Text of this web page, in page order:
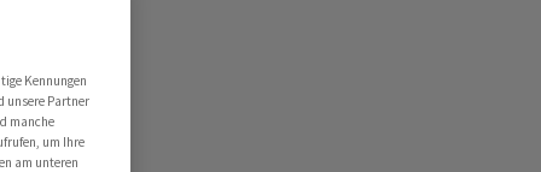
Kennungen
unsere Partner
manche
um Ihre
am unteren